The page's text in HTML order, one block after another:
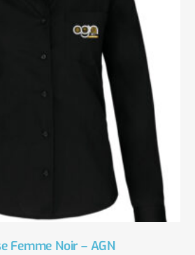
Femme Noir – AGN